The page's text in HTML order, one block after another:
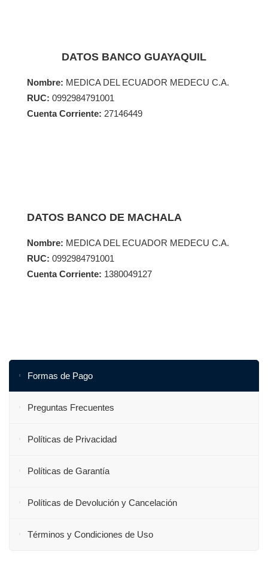
Formas de Pago
Preguntas Frecuentes
Políticas de Privacidad
Políticas de Garantía
Políticas de Devolución y Cancelación
Términos y Condiciones de Uso
DATOS BANCO GUAYAQUIL
Nombre: MEDICA DEL ECUADOR MEDECU C.A.
RUC: 0992984791001
Cuenta Corriente: 27146449
DATOS BANCO DE MACHALA
Nombre: MEDICA DEL ECUADOR MEDECU C.A.
RUC: 0992984791001
Cuenta Corriente: 1380049127